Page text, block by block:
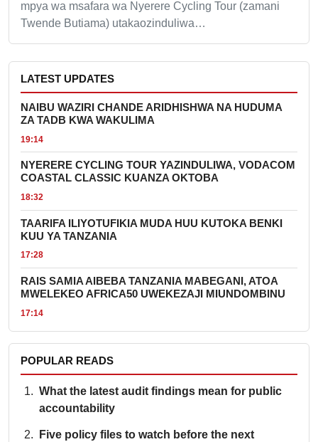
mpya wa msafara wa Nyerere Cycling Tour (zamani
Twende Butiama) utakaozinduliwa…
LATEST UPDATES
NAIBU WAZIRI CHANDE ARIDHISHWA NA HUDUMA
ZA TADB KWA WAKULIMA
19:14
NYERERE CYCLING TOUR YAZINDULIWA, VODACOM
COASTAL CLASSIC KUANZA OKTOBA
18:32
TAARIFA ILIYOTUFIKIA MUDA HUU KUTOKA BENKI
KUU YA TANZANIA
17:28
RAIS SAMIA AIBEBA TANZANIA MABEGANI, ATOA
MWELEKEO AFRICA50 UWEKEZAJI MIUNDOMBINU
17:14
POPULAR READS
What the latest audit findings mean for public
accountability
Five policy files to watch before the next